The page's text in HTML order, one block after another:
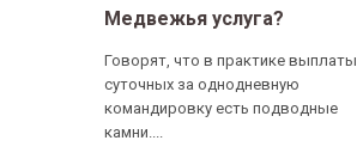
Медвежья услуга?
Говорят, что в практике выплаты
суточных за однодневную
командировку есть подводные
камни....